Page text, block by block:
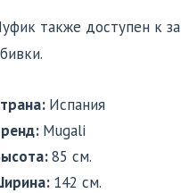
также доступен к
Испания
Mugali
85 см.
142 см.